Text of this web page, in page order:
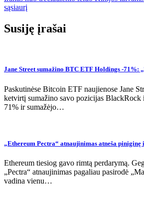
tarp
sąsiaurį
Susiję įrašai
Jane Street sumažino BTC ETF Holdings -71%:
Paskutinėse Bitcoin ETF naujienose Jane
ketvirtį sumažino savo pozicijas BlackRock
71% ir sumažėjo…
„Ethereum Pectra“ atnaujinimas atneša
Ethereum tiesiog gavo rimtą perdarymą.
„Pectra“ atnaujinimas pagaliau pasirodė
vadina vienu…